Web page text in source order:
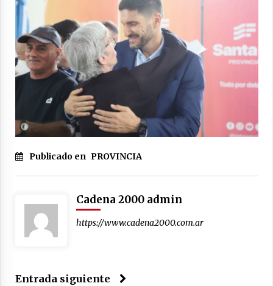
Publicado en PROVINCIA
Cadena 2000 admin
https://www.cadena2000.com.ar
Entrada siguiente